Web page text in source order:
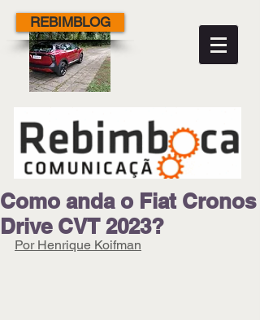
REBIMBLOG
Como anda o Fiat Cronos
Drive CVT 2023?
Por Henrique Koifman